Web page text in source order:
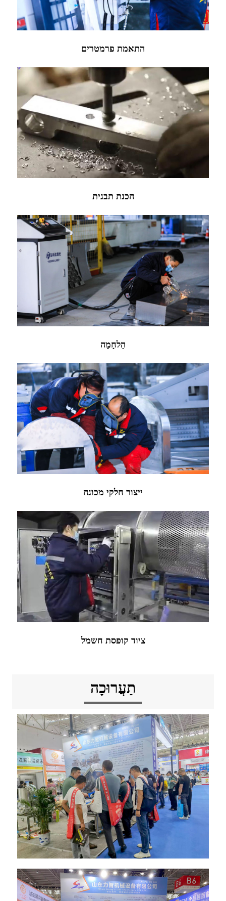
התאמת פרמטרים
הכנת תבנית
הַלחָמָה
ייצור חלקי מכונה
ציוד קופסת חשמל
תַעֲרוּכָה